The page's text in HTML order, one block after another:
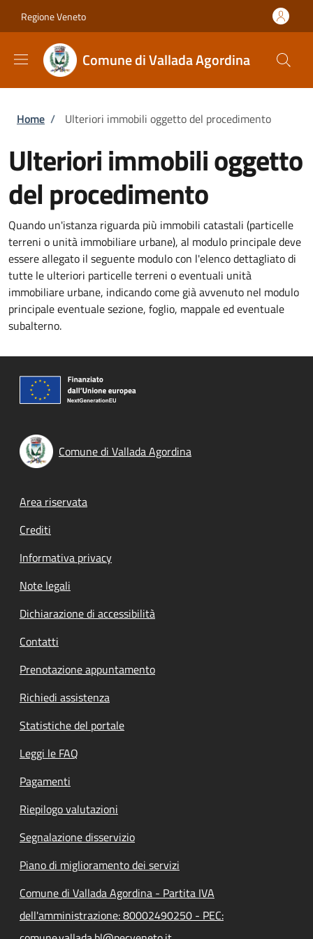
Regione Veneto
Comune di Vallada Agordina
Briciole di pane
Home / Ulteriori immobili oggetto del procedimento
Ulteriori immobili oggetto
del procedimento
Quando un'istanza riguarda più immobili catastali (particelle
terreni o unità immobiliare urbane), al modulo principale deve
essere allegato il seguente modulo con l'elenco dettagliato di
tutte le ulteriori particelle terreni o eventuali unità
immobiliare urbane, indicando come già avvenuto nel modulo
principale eventuale sezione, foglio, mappale ed eventuale
subalterno.
Comune di Vallada Agordina
Footer menu
Area riservata
Crediti
Informativa privacy
Note legali
Dichiarazione di accessibilità
Contatti
Prenotazione appuntamento
Richiedi assistenza
Statistiche del portale
Leggi le FAQ
Pagamenti
Riepilogo valutazioni
Segnalazione disservizio
Piano di miglioramento dei servizi
Comune di Vallada Agordina - Partita IVA
dell'amministrazione: 80002490250 - PEC: